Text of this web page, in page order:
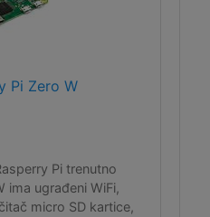
Pi Zero W
Pi trenutno
ima ugrađeni WiFi,
micro SD kartice,